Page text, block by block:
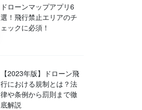
ドローンマップアプリ6
選！飛行禁止エリアのチ
ェックに必須！
【2023年版】ドローン飛
行における規制とは？法
律や条例から罰則まで徹
底解説